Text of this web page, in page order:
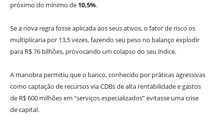
próximo do mínimo de 10,5%.
Se a nova regra fosse aplicada aos seus ativos, o fator de risco os
multiplicaria por 13,5 vezes, fazendo seu peso no balanço explodir
para R$ 76 bilhões, provocando um colapso do seu índice.
A manobra permitiu que o banco, conhecido por práticas agressivas
como captação de recursos via CDBs de alta rentabilidade e gastos
de R$ 600 milhões em “serviços especializados” evitasse uma crise
de capital.